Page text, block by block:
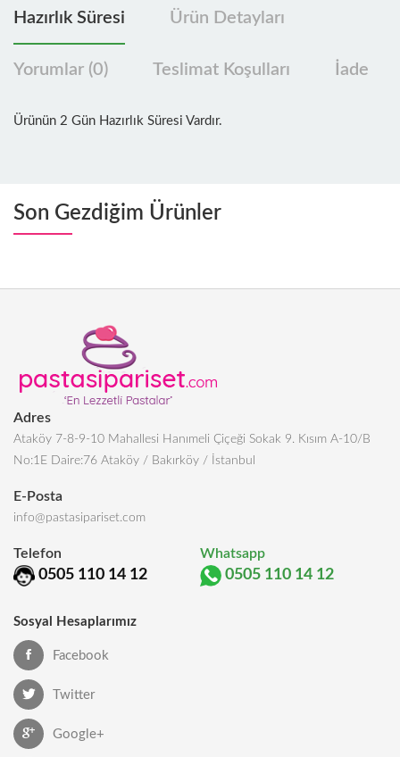
Hazırlık Süresi Ürün Detayları
Yorumlar (0) Teslimat Koşulları İade
Ürünün 2 Gün Hazırlık Süresi Vardır.
Son Gezdiğim Ürünler
Adres
Ataköy 7-8-9-10 Mahallesi Hanımeli Çiçeği Sokak 9. Kısım A-10/B
No:1E Daire:76 Ataköy / Bakırköy / İstanbul
E-Posta
info@pastasipariset.com
Telefon
0505 110 14 12
Whatsapp
0505 110 14 12
Sosyal Hesaplarımız
Facebook
Twitter
Google+